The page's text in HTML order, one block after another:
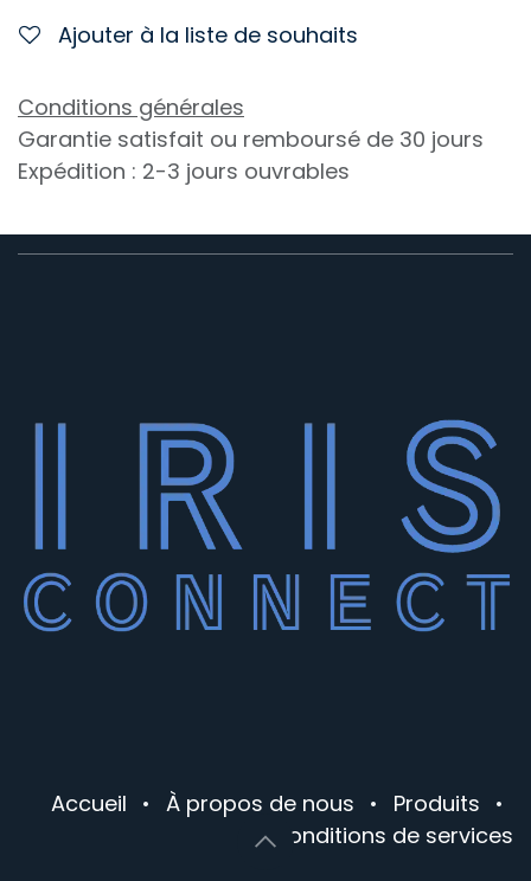
Ajouter à la liste de souhaits
Conditions générales
Garantie satisfait ou remboursé de 30 jours
Expédition : 2-3 jours ouvrables
Accueil • À propos de nous • Produits •
Conditions de services